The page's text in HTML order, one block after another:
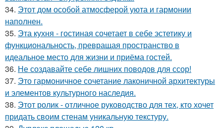
34. Этот дом особой атмосферой уюта и гармонии
наполнен.
35. Эта кухня - гостиная сочетает в себе эстетику и
функциональность, превращая пространство в
идеальное место для жизни и приёма гостей.
36. Не создавайте себе лишних поводов для ссор!
37. Это гармоничное сочетание лаконичной архитектуры
и элементов культурного наследия.
38. Этот ролик - отличное руководство для тех, кто хочет
придать своим стенам уникальную текстуру.